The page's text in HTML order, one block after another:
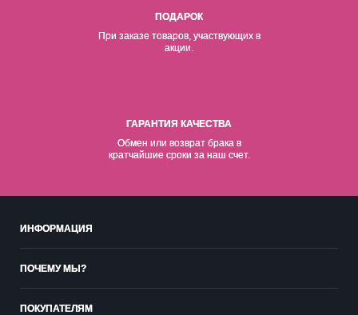
ПОДАРОК
При заказе товаров, участвующих в
акции.
ГАРАНТИЯ КАЧЕСТВА
Обмен или возврат брака в
кратчайшие сроки за наш счет.
ИНФОРМАЦИЯ
ПОЧЕМУ МЫ?
ПОКУПАТЕЛЯМ